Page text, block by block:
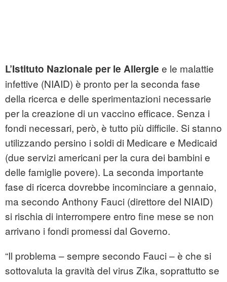
L’Istituto Nazionale per le Allergie e le malattie
infettive (NIAID) è pronto per la seconda fase
della ricerca e delle sperimentazioni necessarie
per la creazione di un vaccino efficace. Senza i
fondi necessari, però, è tutto più difficile. Si stanno
utilizzando persino i soldi di Medicare e Medicaid
(due servizi americani per la cura dei bambini e
delle famiglie povere). La seconda importante
fase di ricerca dovrebbe incominciare a gennaio,
ma secondo Anthony Fauci (direttore del NIAID)
si rischia di interrompere entro fine mese se non
arrivano i fondi promessi dal Governo.
“Il problema – sempre secondo Fauci – è che si
sottovaluta la gravità del virus Zika, soprattutto se